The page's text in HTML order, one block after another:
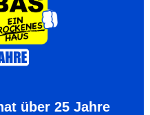
über 25 Jahre